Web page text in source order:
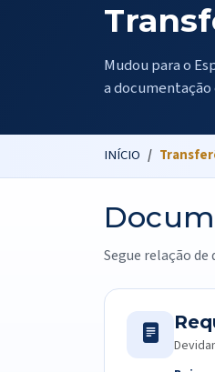
Mudou para o
a
INÍCIO
Segue relação